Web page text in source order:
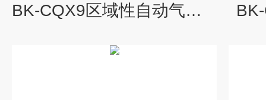
BK-CQX9区域性自动气象站